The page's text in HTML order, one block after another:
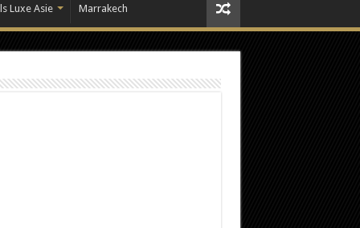
Luxe Asie Marrakech